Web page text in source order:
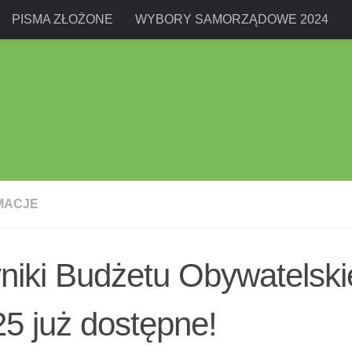
PISMA ZŁOŻONE WYBORY SAMORZĄDOWE 2024
Budżetu
już dostępne!